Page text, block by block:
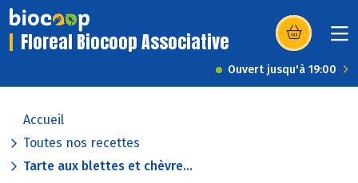
Floreal Biocoop Associative (s’ouvre dans
Ouvert jusqu'à 19:00
Accueil
Toutes nos recettes
Tarte aux blettes et chèvre...